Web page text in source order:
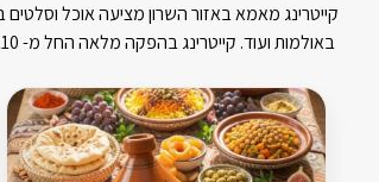
באולמות ועוד. קייטרינג בהפקה מלאה החל מ- 110 ₪ למנה.